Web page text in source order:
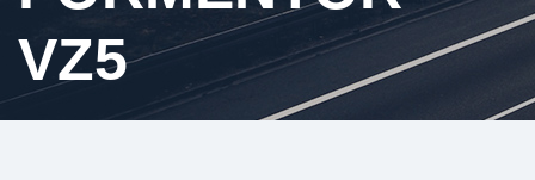
VZ5